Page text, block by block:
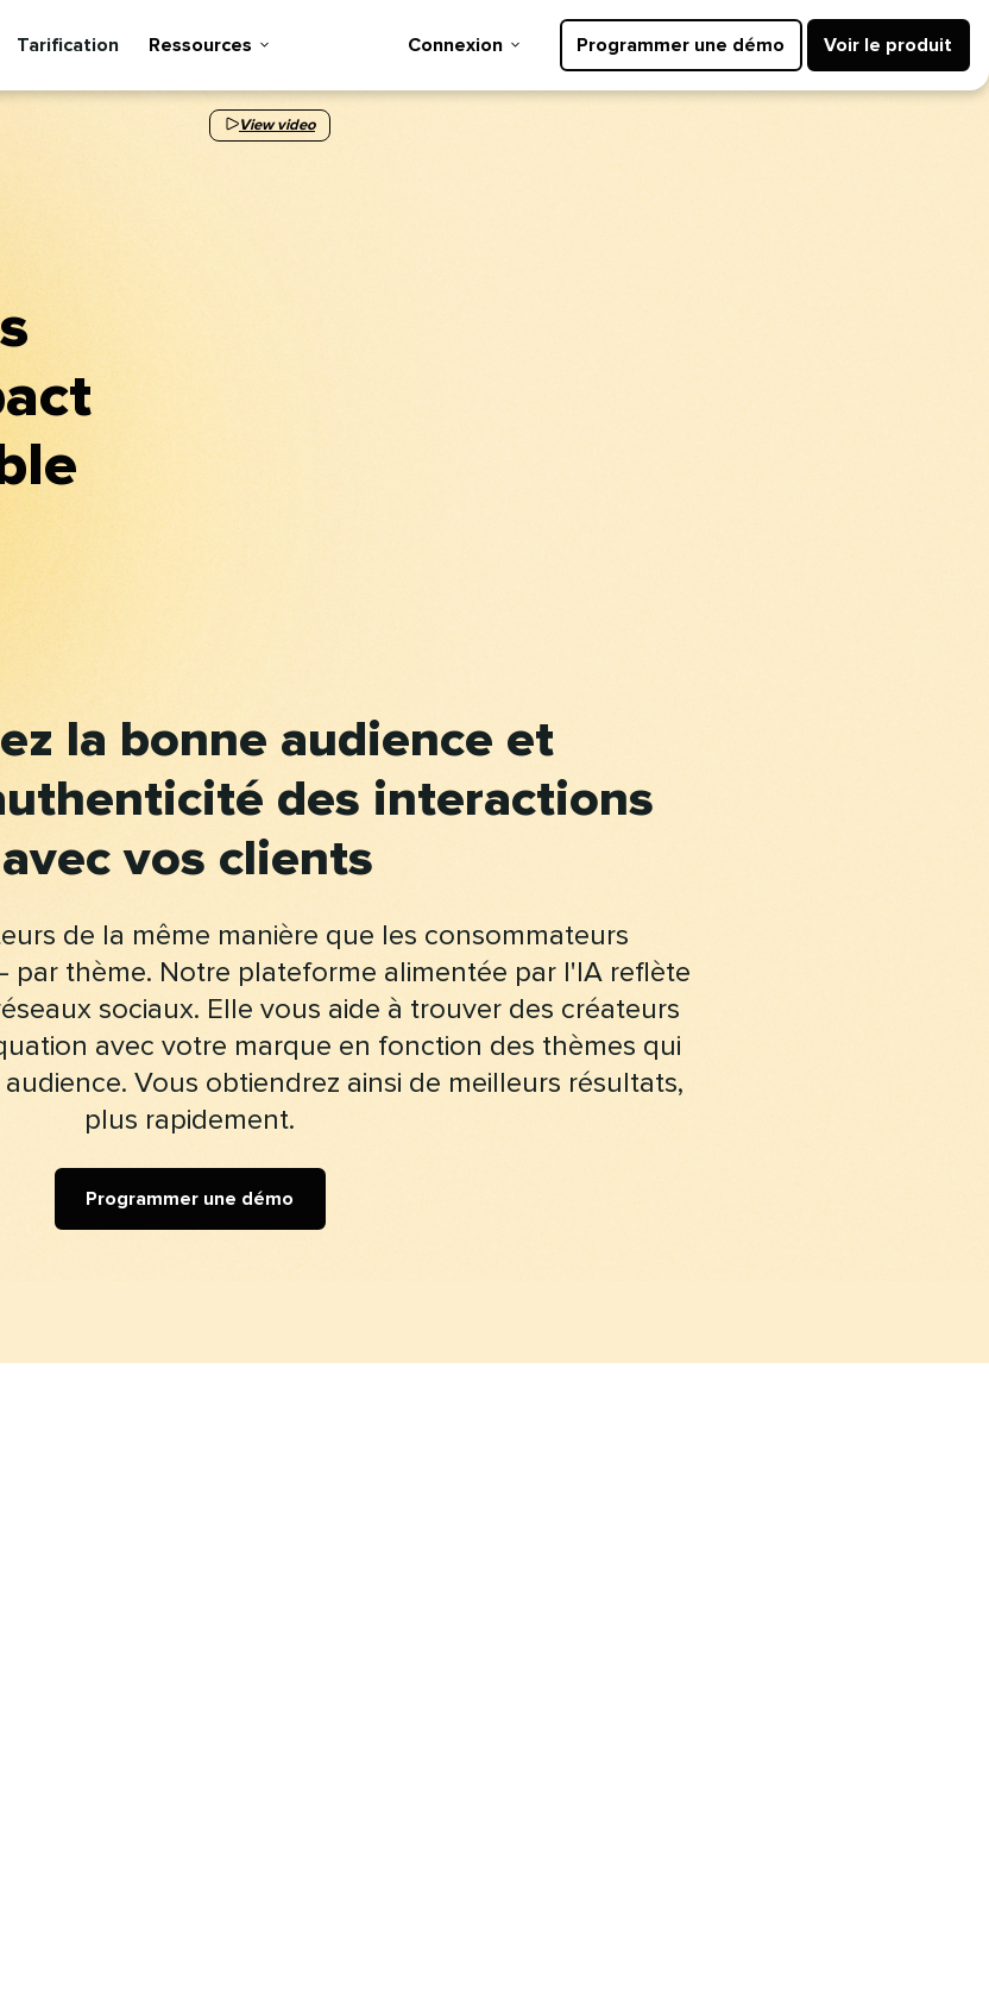
Tarification​​ Ressources​​ Connexion​​ Programmer une démo​​ Voir le produit​​
View video
la bonne audience et
des interactions
avec vos clients​​
de la même manière que les consommateurs
thème. Notre plateforme alimentée par l'IA reflète
sociaux. Elle vous aide à trouver des créateurs
avec votre marque en fonction des thèmes qui
Vous obtiendrez ainsi de meilleurs résultats,
plus rapidement.​​
Programmer une démo​​